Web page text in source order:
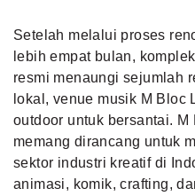
Setelah melalui proses
lebih empat bulan,
resmi menaungi sejumlah
lokal, venue musik M Bloc
outdoor untuk bersantai.
memang dirancang untuk
sektor industri kreatif di
animasi, komik, crafting,